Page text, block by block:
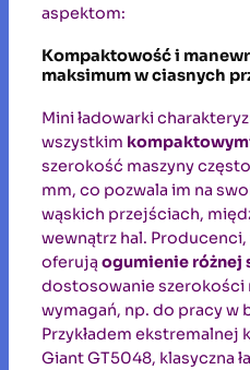
aspektom:
Kompaktowość i
maksimum w ciasnych
Mini ładowarki
wszystkim
szerokość maszyny
mm, co pozwala im na
wąskich przejściach,
wewnątrz hal. Producenci,
oferują ogumienie różnej
dostosowanie szerokości
wymagań, np. do pracy w
Przykładem
Giant GT5048, klasyczna